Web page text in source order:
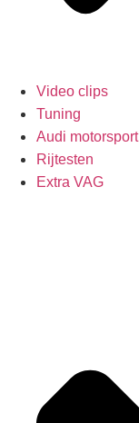
Video clips
Tuning
Audi motorsport
Rijtesten
Extra VAG